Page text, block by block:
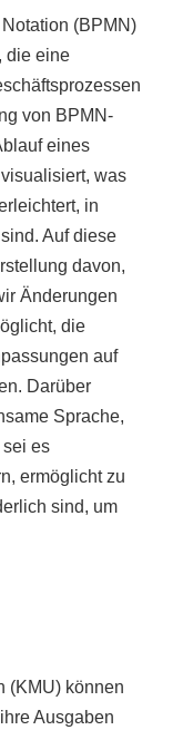
(BPMN)
die eine
von BPMN-
eines
was
in
Auf diese
davon,
Änderungen
die
auf
Darüber
Sprache,
es
ermöglicht zu
sind, um
(KMU) können
Ausgaben